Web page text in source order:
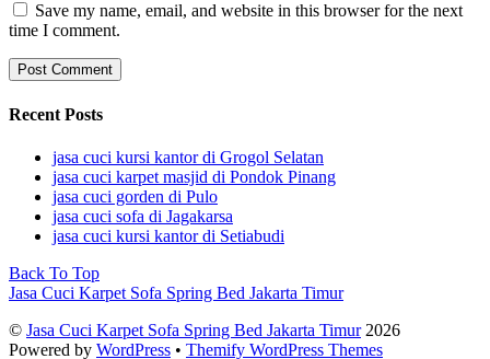
Save my name, email, and website in this browser for the next
time I comment.
Recent Posts
jasa cuci kursi kantor di Grogol Selatan
jasa cuci karpet masjid di Pondok Pinang
jasa cuci gorden di Pulo
jasa cuci sofa di Jagakarsa
jasa cuci kursi kantor di Setiabudi
Back To Top
Jasa Cuci Karpet Sofa Spring Bed Jakarta Timur
© Jasa Cuci Karpet Sofa Spring Bed Jakarta Timur2026
Powered by WordPress • Themify WordPress Themes